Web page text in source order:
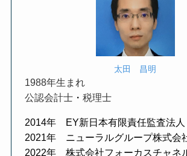
太田 昌明
1988年生まれ
公認会計士 ・税理士
2014年 EY新日本有限責任監査法人
2021年 ニューラルグループ株式会
2022年 株式会社フォーカスチャネ